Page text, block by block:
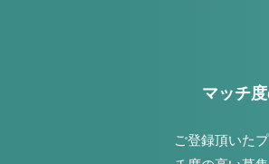
マッチ
ご登録頂いた